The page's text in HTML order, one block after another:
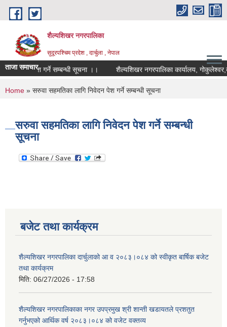
Skip to main content
शैल्यशिखर नगरपालिका
सुदूरपश्चिम प्रदेश , दार्चुला , नेपाल
ताजा समाचार
आवेदन पेश गर्ने सम्बन्धी सूचना ।। शैल्यशिखर नगरपालिका कार्यालय,
You are here
Home » सरुवा सहमतिका लागि निवेदन पेश गर्ने सम्बन्धी सूचना
सरुवा सहमतिका लागि निवेदन पेश गर्ने सम्बन्धी
सूचना
बजेट तथा कार्यक्रम
शैल्यशिखर नगरपालिका दार्चुलाको आ व २०८३।०८४ को स्वीकृत बार्षिक बजेट
तथा कार्यक्रम
मिति: 06/27/2026 - 17:58
शैल्यशिखर नगरपालिकाका नगर उपप्रमुख श्री शान्ती खडायतले प्रशतुत
गर्नुभएको आर्थिक वर्ष २०८३।०८४ को वजेट वक्तव्य